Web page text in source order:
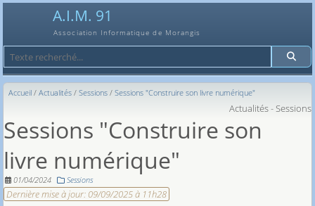
A.I.M. 91
Association Informatique de Morangis
Recherche
Accueil Actualités Sessions Sessions "Construire son livre numérique"
Actualités - Sessions
Sessions "Construire son
livre numérique"
01/04/2024 Sessions
Dernière mise à jour: 09/09/2025 à 11h28